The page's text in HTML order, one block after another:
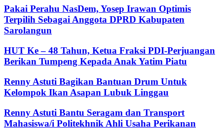
Pakai Perahu NasDem, Yosep Irawan Optimis
Terpilih Sebagai Anggota DPRD Kabupaten
Sarolangun
HUT Ke – 48 Tahun, Ketua Fraksi PDI-Perjuangan
Berikan Tumpeng Kepada Anak Yatim Piatu
Renny Astuti Bagikan Bantuan Drum Untuk
Kelompok Ikan Asapan Lubuk Linggau
Renny Astuti Bantu Seragam dan Transport
Mahasiswa/i Politekhnik Ahli Usaha Perikanan